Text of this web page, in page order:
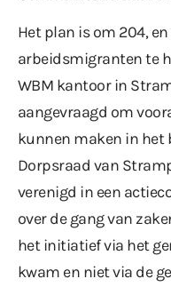
Het plan is om 204,
arbeidsmigranten te
WBM kantoor in
aangevraagd om
kunnen maken in het
Dorpsraad van
verenigd in een
over de gang van
het initiatief via het
kwam en niet via de